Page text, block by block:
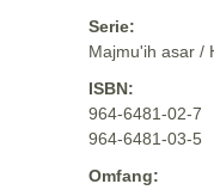
Serie:
Majmu'ih asar /
ISBN:
964-6481-02-7
964-6481-03-5
Omfang: